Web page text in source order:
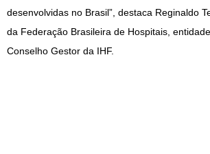
desenvolvidas no Brasil”, destaca Reginaldo
da Federação Brasileira de Hospitais,
Conselho Gestor da IHF.